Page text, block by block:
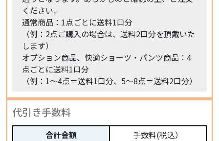
ください。
通常商品：1点ごとに送料1口分
（例：2点ご購入の場合は、送料2口分を頂戴いた
します）
オプション商品、快適ショーツ・パンツ商品：4
点ごとに送料1口分
（例：1〜4点＝送料1口分、5〜8点＝送料2口分）
代引き手数料
合計金額
手数料(税込）